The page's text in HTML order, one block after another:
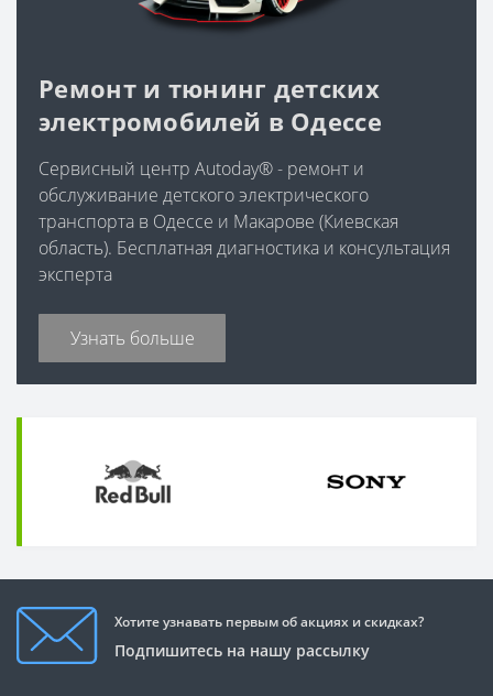
Ремонт и тюнинг детских
электромобилей в Одессе
Сервисный центр Autoday® - ремонт и
обслуживание детского электрического
транспорта в Одессе и Макарове (Киевская
область). Бесплатная диагностика и консультация
эксперта
Узнать больше
Хотите узнавать первым об акциях и скидках?
Подпишитесь на нашу рассылку